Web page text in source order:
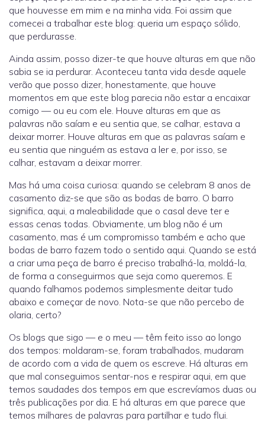
que houvesse em mim e na minha vida. Foi assim que
comecei a trabalhar este blog: queria um espaço sólido,
que perdurasse.
Ainda assim, posso dizer-te que houve alturas em que não
sabia se ia perdurar. Aconteceu tanta vida desde aquele
verão que posso dizer, honestamente, que houve
momentos em que este blog parecia não estar a encaixar
comigo — ou eu com ele. Houve alturas em que as
palavras não saíam e eu sentia que, se calhar, estava a
deixar morrer. Houve alturas em que as palavras saíam e
eu sentia que ninguém as estava a ler e, por isso, se
calhar, estavam a deixar morrer.
Mas há uma coisa curiosa: quando se celebram 8 anos de
casamento diz-se que são as bodas de barro. O barro
significa, aqui, a maleabilidade que o casal deve ter e
essas cenas todas. Obviamente, um blog não é um
casamento, mas é um compromisso também e acho que
bodas de barro fazem todo o sentido aqui. Quando se está
a criar uma peça de barro é preciso trabalhá-la, moldá-la,
de forma a conseguirmos que seja como queremos. E
quando falhamos podemos simplesmente deitar tudo
abaixo e começar de novo. Nota-se que não percebo de
olaria, certo?
Os blogs que sigo — e o meu — têm feito isso ao longo
dos tempos: moldaram-se, foram trabalhados, mudaram
de acordo com a vida de quem os escreve. Há alturas em
que mal conseguimos sentar-nos e respirar aqui, em que
temos saudades dos tempos em que escrevíamos duas ou
três publicações por dia. E há alturas em que parece que
temos milhares de palavras para partilhar e tudo flui.